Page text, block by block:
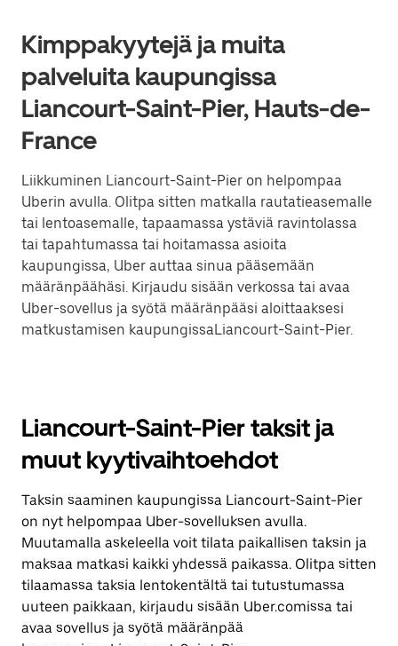
Kimppakyytejä ja muita
palveluita kaupungissa
Liancourt-Saint-Pier, Hauts-de-
France
Liikkuminen Liancourt-Saint-Pier on helpompaa
Uberin avulla. Olitpa sitten matkalla rautatieasemalle
tai lentoasemalle, tapaamassa ystäviä ravintolassa
tai tapahtumassa tai hoitamassa asioita
kaupungissa, Uber auttaa sinua pääsemään
määränpäähäsi. Kirjaudu sisään verkossa tai avaa
Uber-sovellus ja syötä määränpääsi aloittaaksesi
matkustamisen kaupungissaLiancourt-Saint-Pier.
Liancourt-Saint-Pier taksit ja
muut kyytivaihtoehdot
Taksin saaminen kaupungissa Liancourt-Saint-Pier
on nyt helpompaa Uber-sovelluksen avulla.
Muutamalla askeleella voit tilata paikallisen taksin ja
maksaa matkasi kaikki yhdessä paikassa. Olitpa sitten
tilaamassa taksia lentokentältä tai tutustumassa
uuteen paikkaan, kirjaudu sisään Uber.comissa tai
avaa sovellus ja syötä määränpää